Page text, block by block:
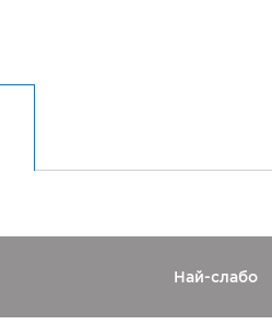
Най-слабо